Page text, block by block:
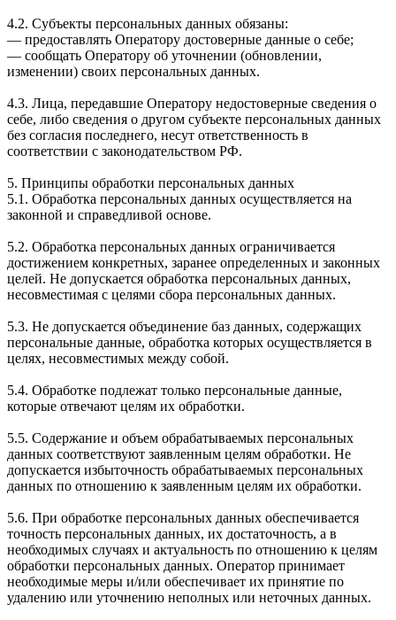
4.2. Субъекты персональных данных обязаны:
— предоставлять Оператору достоверные данные о себе;
— сообщать Оператору об уточнении (обновлении,
изменении) своих персональных данных.
4.3. Лица, передавшие Оператору недостоверные сведения о
себе, либо сведения о другом субъекте персональных данных
без согласия последнего, несут ответственность в
соответствии с законодательством РФ.
5. Принципы обработки персональных данных
5.1. Обработка персональных данных осуществляется на
законной и справедливой основе.
5.2. Обработка персональных данных ограничивается
достижением конкретных, заранее определенных и законных
целей. Не допускается обработка персональных данных,
несовместимая с целями сбора персональных данных.
5.3. Не допускается объединение баз данных, содержащих
персональные данные, обработка которых осуществляется в
целях, несовместимых между собой.
5.4. Обработке подлежат только персональные данные,
которые отвечают целям их обработки.
5.5. Содержание и объем обрабатываемых персональных
данных соответствуют заявленным целям обработки. Не
допускается избыточность обрабатываемых персональных
данных по отношению к заявленным целям их обработки.
5.6. При обработке персональных данных обеспечивается
точность персональных данных, их достаточность, а в
необходимых случаях и актуальность по отношению к целям
обработки персональных данных. Оператор принимает
необходимые меры и/или обеспечивает их принятие по
удалению или уточнению неполных или неточных данных.